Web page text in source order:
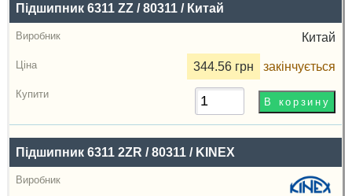
Назва
Виробник
Радіальний
грн
Купити
Підшипник 6311 ZZ / 80311 / Китай
Китай
344.56 грн закінчується
Підшипник 6311 2ZR / 80311 / KINEX